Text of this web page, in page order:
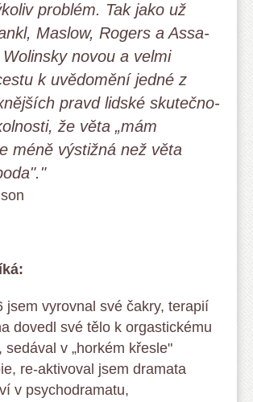
pro­blém. Tak jako už
Maslow, Rogers a Assa­
novou a velmi
k uvě­domění jed­­né z
pravd lidské skutečno­
že věta „mám
méně výstižná než věta
jsem vyrovnal své čakry, terapií
dovedl své tělo k orgastickému
sedával v „horkém křesle"
re-aktivoval jsem dramata
v psychodramatu,